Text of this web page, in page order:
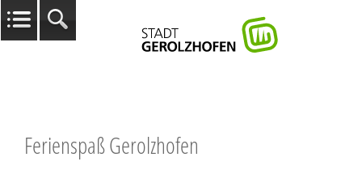
Ferienspaß Gerolzhofen